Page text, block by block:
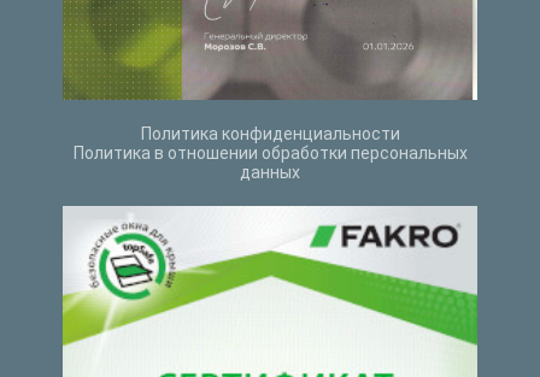
Политика конфиденциальности
Политика в отношении обработки персональных
данных